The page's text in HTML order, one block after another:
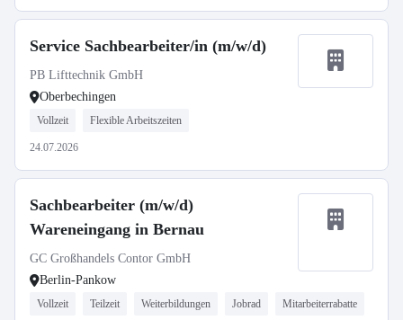
Service Sachbearbeiter/in (m/w/d)
PB Lifttechnik GmbH
Oberbechingen
Vollzeit Flexible Arbeitszeiten
24.07.2026
Sachbearbeiter (m/w/d)
Wareneingang in Bernau
GC Großhandels Contor GmbH
Berlin-Pankow
Vollzeit Teilzeit Weiterbildungen Jobrad Mitarbeiterrabatte